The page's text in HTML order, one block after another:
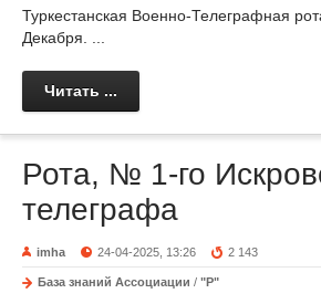
Туркестанская Военно-Телеграфная
Декабря. ...
Читать ...
Рота, № 1-го
телеграфа
imha 24-04-2025, 13:26 2 143
База знаний Ассоциации / "Р"